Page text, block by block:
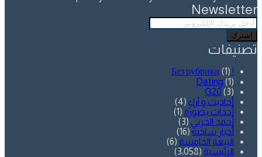
Newsletter
أدخل
بريدك
الإلكتروني
تصنيفات
! Без рубрики
(1)
Dating (1)
G20 (3)
أحاديث و آراء (4)
أحداث بصورة (1)
أحمد الحربي (3)
أخبار ساخنة (16)
البيعة الخامسة (6)
الرئيسية (3٬058)